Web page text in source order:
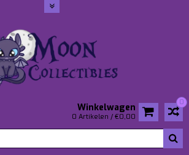
0
Winkelwagen
0 Artikelen / €0,00